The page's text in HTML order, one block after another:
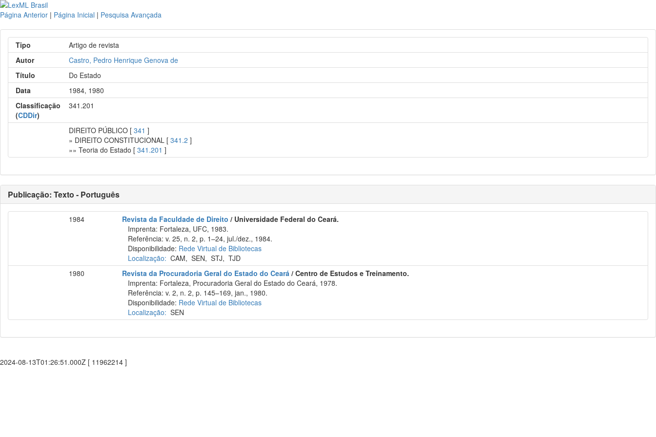
Página Anterior | Página Inicial | Pesquisa Avançada
Tipo
Artigo de revista
Autor
Castro, Pedro Henrique Genova de
Título
Do Estado
Data
1984, 1980
Classificação
(CDDir)
341.201
DIREITO PÚBLICO [341 ]
» DIREITO CONSTITUCIONAL [341.2 ]
»» Teoria do Estado [341.201 ]
Publicação: Texto - Português
1984 Revista da Faculdade de Direito / Universidade Federal do Ceará.
Imprenta: Fortaleza, UFC, 1983.
Referência: v. 25, n. 2, p. 1–24, jul./dez., 1984.
Disponibilidade: Rede Virtual de Bibliotecas
Localização: CAM,SEN,STJ,TJD
1980
Revista da Procuradoria Geral do Estado do Ceará / Centro de Estudos e Treinamento.
Imprenta: Fortaleza, Procuradoria Geral do Estado do Ceará, 1978.
Referência: v. 2, n. 2, p. 145–169, jan., 1980.
Disponibilidade: Rede Virtual de Bibliotecas
Localização: SEN
2024-08-13T01:26:51.000Z [ 11962214 ]